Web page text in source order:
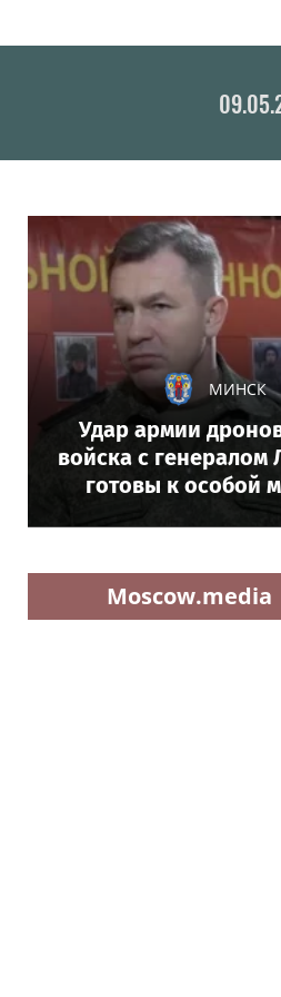
МИНСК
Удар армии
войска с
готовы к особой
Moscow.media